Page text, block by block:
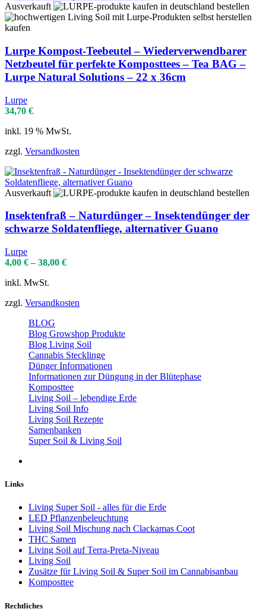
Ausverkauft
Lurpe Kompost-Teebeutel – Wiederverwendbarer
Netzbeutel für perfekte Komposttees – Tea BAG –
Lurpe Natural Solutions – 22 x 36cm
Lurpe
34,70 €
inkl. 19 % MwSt.
zzgl. Versandkosten
Ausverkauft
Insektenfraß – Naturdünger – Insektendünger der
schwarze Soldatenfliege, alternativer Guano
Lurpe
4,00 €–38,00 €
inkl. MwSt.
zzgl. Versandkosten
BLOG
Blog Growshop Produkte
Blog Living Soil
Cannabis Stecklinge
Dünger Informationen
Informationen zur Düngung in der Blütephase
Komposttee
Living Soil – lebendige Erde
Living Soil Info
Living Soil Rezepte
Samenbanken
Super Soil & Living Soil
Links
Living Super Soil - alles für die Erde
LED Pflanzenbeleuchtung
Living Soil Mischung nach Clackamas Coot
THC Samen
Living Soil auf Terra-Preta-Niveau
Living Soil
Zusätze für Living Soil & Super Soil im Cannabisanbau
Komposttee
Rechtliches